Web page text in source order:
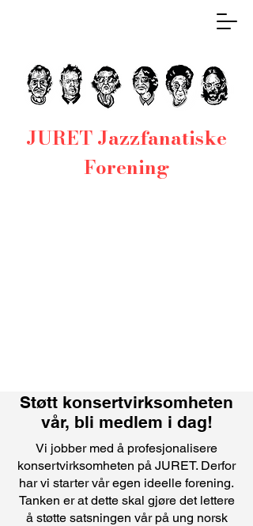
JURET Jazzfanatiske
Forening
Støtt konsertvirksomheten
vår, bli medlem i dag!
Vi jobber med å profesjonalisere
konsertvirksomheten på JURET. Derfor
har vi starter vår egen ideelle forening.
Tanken er at dette skal gjøre det lettere
å støtte satsningen vår på ung norsk